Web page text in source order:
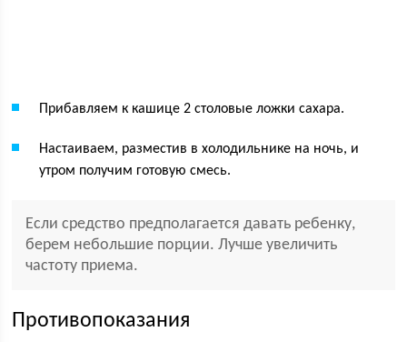
Прибавляем к кашице 2 столовые ложки сахара.
Настаиваем, разместив в холодильнике на ночь, и
утром получим готовую смесь.
Если средство предполагается давать ребенку,
берем небольшие порции. Лучше увеличить
частоту приема.
Противопоказания